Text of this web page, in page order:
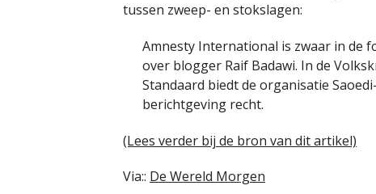
tussen zweep- en stokslagen:
Amnesty International is zwaar in de
over blogger Raif Badawi. In de
Standaard biedt de organisatie
berichtgeving recht.
(Lees verder bij de bron van dit artikel)
Via:: De Wereld Morgen